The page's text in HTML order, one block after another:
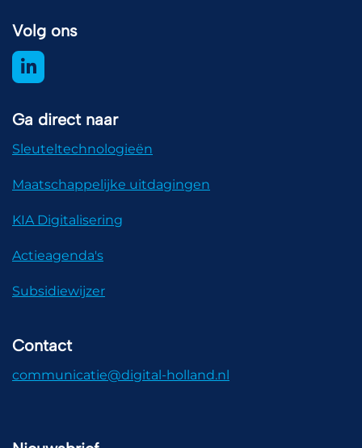
Volg ons
Ga direct naar
Sleuteltechnologieën
Maatschappelijke uitdagingen
KIA Digitalisering
Actieagenda's
Subsidiewijzer
Contact
communicatie@digital-holland.nl